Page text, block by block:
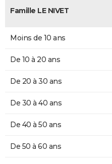
Famille LE NIVET
Moins de 10 ans
De 10 à 20 ans
De 20 à 30 ans
De 30 à 40 ans
De 40 à 50 ans
De 50 à 60 ans